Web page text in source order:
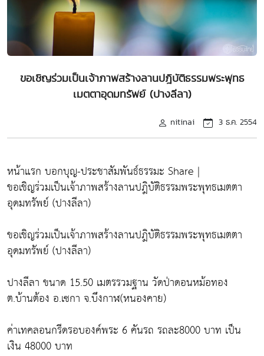
ขอเชิญร่วมเป็นเจ้าภาพสร้างลานปฎิบัติธรรมพระพุทธ
เมตตาอุดมทรัพย์ (ปางลีลา)
nitinai 3 ธ.ค. 2554
หน้าแรก บอกบุญ-ประชาสัมพันธ์ธรรมะ Share |
ขอเชิญร่วมเป็นเจ้าภาพสร้างลานปฎิบัติธรรมพระพุทธเมตตา
อุดมทรัพย์ (ปางลีลา)
ขอเชิญร่วมเป็นเจ้าภาพสร้างลานปฎิบัติธรรมพระพุทธเมตตา
อุดมทรัพย์ (ปางลีลา)
ปางลีลา ขนาด 15.50 เมตรรวมฐาน วัดป่าดอนหม้อทอง
ต.บ้านต้อง อ.เซกา จ.บึงกาฬ(หนองคาย)
ค่าเทคลอนกรีดรอบองค์พระ 6 คันรถ รถละ8000 บาท เป็น
เงิน 48000 บาท